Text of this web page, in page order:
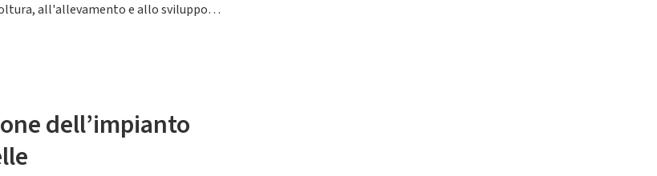
all'allevamento e allo sviluppo
dell’impianto